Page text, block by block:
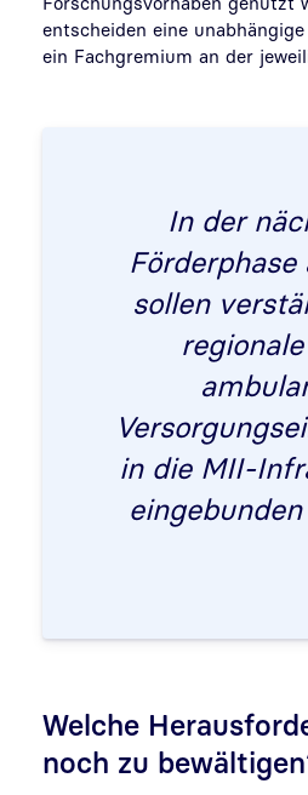
entscheiden eine
ein Fachgremium an der
In der
sollen
in die MII-
Welche
noch zu